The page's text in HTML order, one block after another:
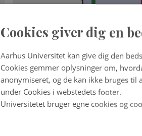
Cookies giver dig en
Aarhus Universitet kan give dig den
Cookies gemmer oplysninger om,
anonymiseret, og de kan ikke bruges
under Cookies i webstedets footer.
Universitetet bruger egne cookies og